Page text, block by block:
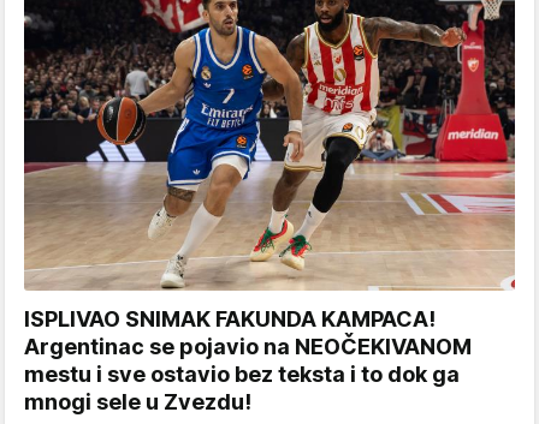
ISPLIVAO SNIMAK FAKUNDA KAMPACA!
Argentinac se pojavio na NEOČEKIVANOM
mestu i sve ostavio bez teksta i to dok ga
mnogi sele u Zvezdu!